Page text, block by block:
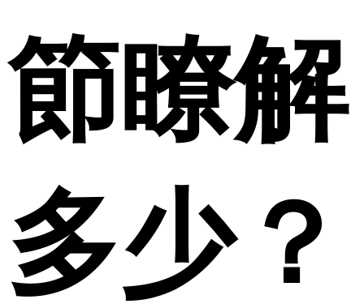
節瞭解
多少？